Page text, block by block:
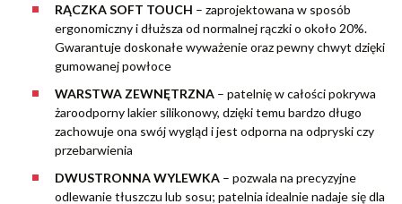
RĄCZKA SOFT TOUCH – zaprojektowana w sposób
ergonomiczny i dłuższa od normalnej rączki o około 20%.
Gwarantuje doskonałe wyważenie oraz pewny chwyt dzięki
gumowanej powłoce
WARSTWA ZEWNĘTRZNA – patelnię w całości pokrywa
żaroodporny lakier silikonowy, dzięki temu bardzo długo
zachowuje ona swój wygląd i jest odporna na odpryski czy
przebarwienia
DWUSTRONNA WYLEWKA – pozwala na precyzyjne
odlewanie tłuszczu lub sosu; patelnia idealnie nadaje się dla